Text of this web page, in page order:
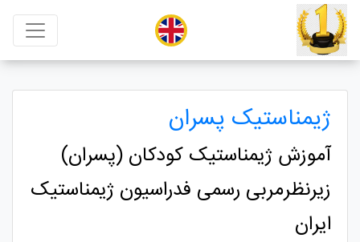
ژیمناستیک پسران
آموزش ژیمناستیک کودکان (پسران)
زیرنظرمربی رسمی فدراسیون ژیمناستیک
ایران